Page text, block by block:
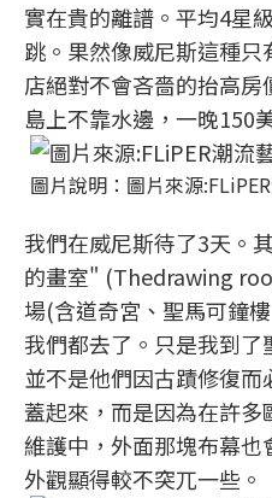
實在貴的離譜。平均4星
跳。果然像威尼斯這種
店絕對不會吝嗇的抬高
島上不靠水邊，一晚150
圖片說明：圖片來源
我們在威尼斯待了3天。
的畫室" (Thedrawing
場(含道奇宮、聖馬可鐘
我們都去了。只是我到了
並不是他們因古蹟修復
蓋起來，而是因為在許
維護中，外面那塊布幕
外觀顯得較不突兀一些。